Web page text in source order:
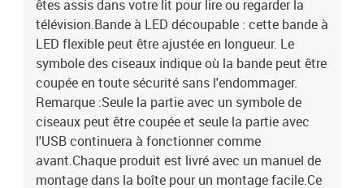
êtes assis dans votre lit pour lire ou regarder la
télévision.Bande à LED découpable : cette bande à
LED flexible peut être ajustée en longueur. Le
symbole des ciseaux indique où la bande peut être
coupée en toute sécurité sans l'endommager.
Remarque :Seule la partie avec un symbole de
ciseaux peut être coupée et seule la partie avec
l'USB continuera à fonctionner comme
avant.Chaque produit est livré avec un manuel de
montage dans la boîte pour un montage facile.Ce